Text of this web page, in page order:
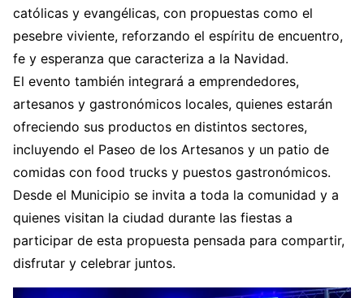
católicas y evangélicas, con propuestas como el
pesebre viviente, reforzando el espíritu de encuentro,
fe y esperanza que caracteriza a la Navidad.
El evento también integrará a emprendedores,
artesanos y gastronómicos locales, quienes estarán
ofreciendo sus productos en distintos sectores,
incluyendo el Paseo de los Artesanos y un patio de
comidas con food trucks y puestos gastronómicos.
Desde el Municipio se invita a toda la comunidad y a
quienes visitan la ciudad durante las fiestas a
participar de esta propuesta pensada para compartir,
disfrutar y celebrar juntos.